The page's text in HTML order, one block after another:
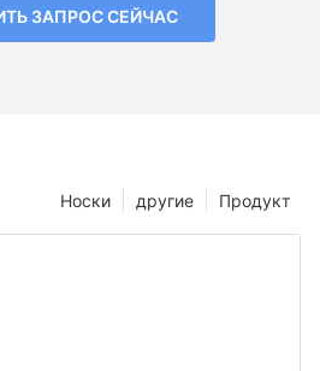
ЗАПРОС СЕЙЧАС
Продукт
другие
Носки